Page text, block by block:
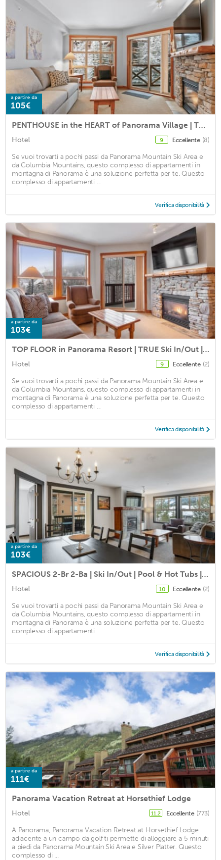
a partire da
105€
PENTHOUSE in the HEART of Panorama Village | TRUE Ski In/Out | Pools & Hot Tubs
Hotel 9 Eccellente (8)
Se vuoi trovarti a pochi passi da Panorama Mountain Ski Area e
da Columbia Mountains, questo complesso di appartamenti in
montagna di Panorama è una soluzione perfetta per te. Questo
complesso di appartamenti ...
Verifica disponibilità
a partire da
103€
TOP FLOOR in Panorama Resort | TRUE Ski In/Out | Indoor Access to Pool & HotTubs
Hotel 9 Eccellente (2)
Se vuoi trovarti a pochi passi da Panorama Mountain Ski Area e
da Columbia Mountains, questo complesso di appartamenti in
montagna di Panorama è una soluzione perfetta per te. Questo
complesso di appartamenti ...
Verifica disponibilità
a partire da
103€
SPACIOUS 2-Br 2-Ba | Ski In/Out | Pool & Hot Tubs | in Heart of PANORAMA RESORT
Hotel 10 Eccellente (2)
Se vuoi trovarti a pochi passi da Panorama Mountain Ski Area e
da Columbia Mountains, questo complesso di appartamenti in
montagna di Panorama è una soluzione perfetta per te. Questo
complesso di appartamenti ...
Verifica disponibilità
a partire da
111€
Panorama Vacation Retreat at Horsethief Lodge
Hotel 11,2 Eccellente (773)
A Panorama, Panorama Vacation Retreat at Horsethief Lodge
adiacente a un campo da golf ti permette di alloggiare a 5 minuti
a piedi da Panorama Mountain Ski Area e Silver Platter. Questo
complesso di ...